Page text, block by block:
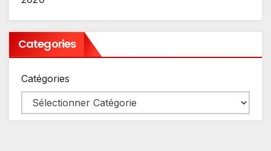
Categories
Catégories